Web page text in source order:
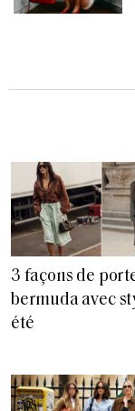
3 façons de
bermuda avec
été